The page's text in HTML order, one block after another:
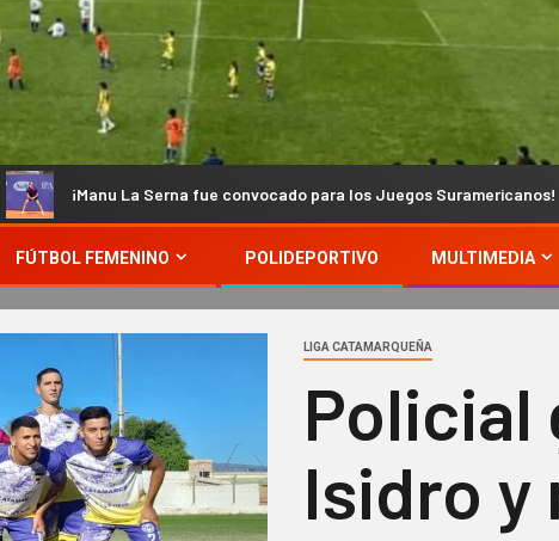
fue convocado para los Juegos Suramericanos! Salta
FÚTBOL FEMENINO POLIDEPORTIVO MULTIMEDIA
LIGA CATAMARQUEÑA
Policial
Isidro y